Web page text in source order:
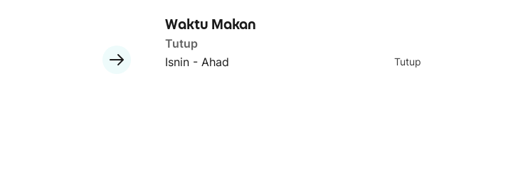
Waktu Makan
Tutup
Isnin - Ahad
Tutup